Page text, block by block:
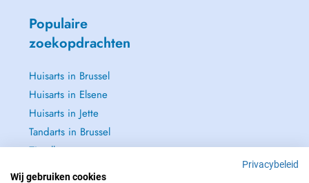
Populaire
zoekopdrachten
Huisarts in Brussel
Huisarts in Elsene
Huisarts in Jette
Tandarts in Brussel
Zie alle →
Privacybeleid
Wij gebruiken cookies